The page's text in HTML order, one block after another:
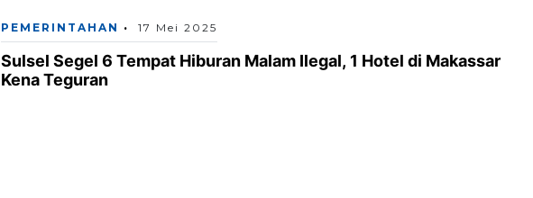
PEMERINTAHAN 17 Mei 2025
Sulsel Segel 6 Tempat Hiburan Malam Ilegal, 1 Hotel di Makassar
Kena Teguran